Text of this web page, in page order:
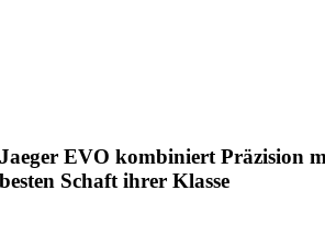
Jaeger EVO kombiniert Präzision
besten Schaft ihrer Klasse